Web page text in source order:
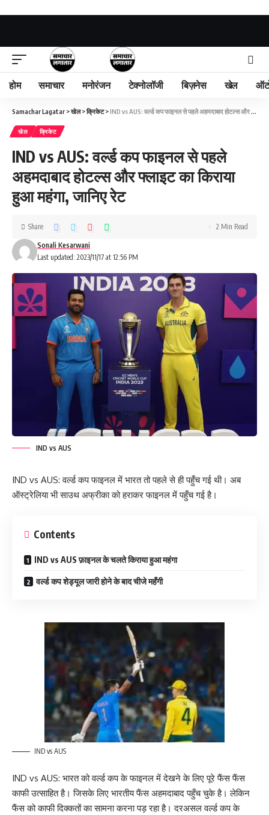
होम समाचार मनोरंजन टेक्नोलॉजी बिज़नेस खेल
Samachar Lagatar >खेल>क्रिकेट>IND vs AUS: वर्ल्ड कप फाइनल से पहले अहमदाबाद होटल्स और फ्लाइट का किराया हुआ महंगा, जानिए रेट
खेल क्रिकेट
IND vs AUS: वर्ल्ड कप फाइनल से पहले
अहमदाबाद होटल्स और फ्लाइट का किराया
हुआ महंगा, जानिए रेट
Last updated: 2023/11/17 at 12:56 PM
Sonali Kesarwani
Share 2 Min Read
IND vs AUS
IND vs AUS: वर्ल्ड कप फाइनल में भारत तो पहले से ही पहुँच गई थी। अब
ऑस्ट्रेलिया भी साउथ अफ्रीका को हराकर फाइनल में पहुँच गई है।
Contents
IND vs AUS फ़ाइनल के चलते किराया हुआ महंगा
वर्ल्ड कप शेड्यूल जारी होने के बाद चीजे महँगी
IND vs AUS
IND vs AUS: भारत को वर्ल्ड कप के फाइनल में देखने के लिए पूरे फैंस फैंस
काफी उत्साहित है। जिसके लिए भारतीय फैंस अहमदाबाद पहुँच चुके है। लेकिन
फैंस को काफी दिक्कतों का सामना करना पड़ रहा है। दरअसल वर्ल्ड कप के